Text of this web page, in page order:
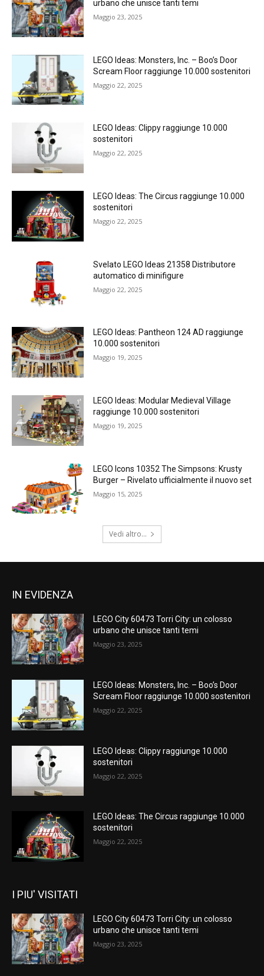
urbano che unisce tanti temi
Maggio 23, 2025
LEGO Ideas: Monsters, Inc. – Boo’s Door
Scream Floor raggiunge 10.000 sostenitori
Maggio 22, 2025
LEGO Ideas: Clippy raggiunge 10.000
sostenitori
Maggio 22, 2025
LEGO Ideas: The Circus raggiunge 10.000
sostenitori
Maggio 22, 2025
Svelato LEGO Ideas 21358 Distributore
automatico di minifigure
Maggio 22, 2025
LEGO Ideas: Pantheon 124 AD raggiunge
10.000 sostenitori
Maggio 19, 2025
LEGO Ideas: Modular Medieval Village
raggiunge 10.000 sostenitori
Maggio 19, 2025
LEGO Icons 10352 The Simpsons: Krusty
Burger – Rivelato ufficialmente il nuovo set
Maggio 15, 2025
Vedi altro...
IN EVIDENZA
LEGO City 60473 Torri City: un colosso
urbano che unisce tanti temi
Maggio 23, 2025
LEGO Ideas: Monsters, Inc. – Boo’s Door
Scream Floor raggiunge 10.000 sostenitori
Maggio 22, 2025
LEGO Ideas: Clippy raggiunge 10.000
sostenitori
Maggio 22, 2025
LEGO Ideas: The Circus raggiunge 10.000
sostenitori
Maggio 22, 2025
I PIU' VISITATI
LEGO City 60473 Torri City: un colosso
urbano che unisce tanti temi
Maggio 23, 2025